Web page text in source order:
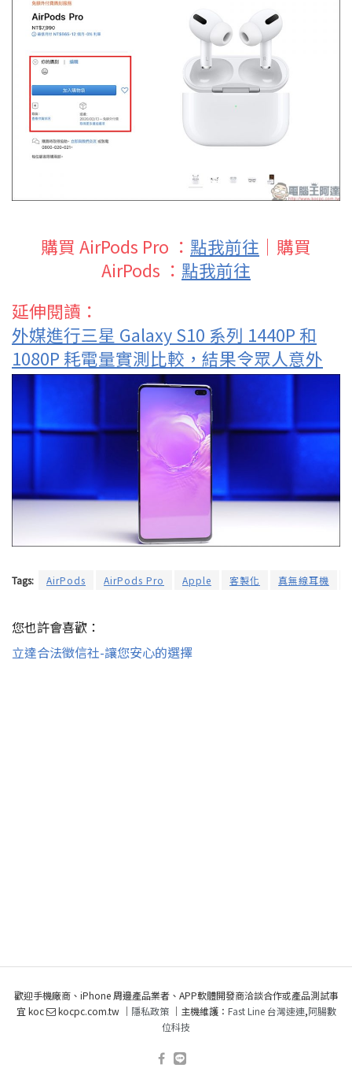
購買 AirPods Pro ： 點我前往 ｜購買
AirPods ： 點我前往
延伸閱讀：
外媒進行三星 Galaxy S10 系列 1440P 和
1080P 耗電量實測比較，結果令眾人意外
Tags: AirPods AirPods Pro Apple 客製化 真無線耳機
您也許會喜歡：
立達合法徵信社-讓您安心的選擇
歡迎手機廠商、iPhone 周邊產品業者、APP軟體開發商洽談合作或產品測試事
宜 koc
kocpc.com.tw ｜ 隱私政策｜主機維護： Fast Line 台灣速連,阿腸數
位科技